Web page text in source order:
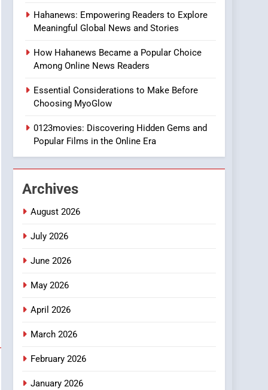
Online Pharmacies: Where
Does Intex Pharma Shop
HEALTH
8
iPhone17 Zigzag Case:
Discover a Bold
Geometric Style for Your
BUSINESS
1
DPP Consulting
and Integration
BUSINESS
2
3
4
Hahanews: Empowering Readers to Explore
Meaningful Global News and Stories
How Hahanews Became a Popular Choice
Among Online News Readers
Essential Considerations to Make Before
Choosing MyoGlow
0123movies: Discovering Hidden Gems and
Popular Films in the Online Era
Archives
August 2026
July 2026
June 2026
May 2026
April 2026
March 2026
February 2026
January 2026